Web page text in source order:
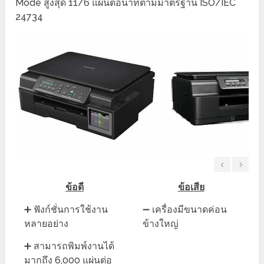
Mode สูงสุด 11/6 แผ่นต่อนาทีตามมาตรฐาน ISO/IEC
24734
ข้อดี
ข้อเสีย
➕ ฟังก์ชั่นการใช้งาน
หลายอย่าง
➖ เครื่องมีขนาดค่อน
ข้างใหญ่
➕ สามารถพิมพ์งานได้
มากถึง 6,000 แผ่นต่อ